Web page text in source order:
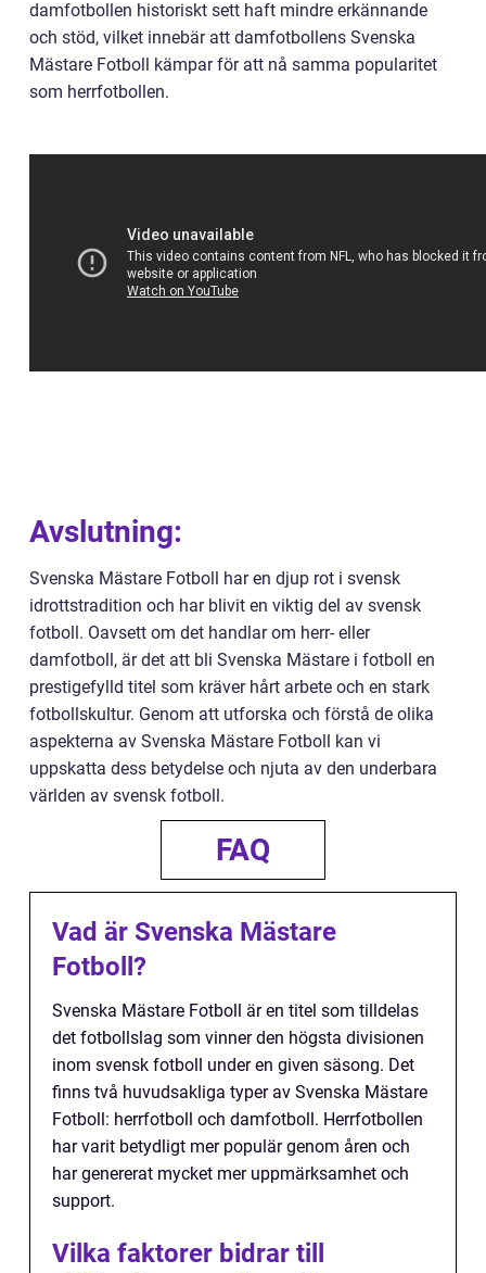
damfotbollen historiskt sett haft mindre erkännande
och stöd, vilket innebär att damfotbollens Svenska
Mästare Fotboll kämpar för att nå samma popularitet
som herrfotbollen.
Avslutning:
Svenska Mästare Fotboll har en djup rot i svensk
idrottstradition och har blivit en viktig del av svensk
fotboll. Oavsett om det handlar om herr- eller
damfotboll, är det att bli Svenska Mästare i fotboll en
prestigefylld titel som kräver hårt arbete och en stark
fotbollskultur. Genom att utforska och förstå de olika
aspekterna av Svenska Mästare Fotboll kan vi
uppskatta dess betydelse och njuta av den underbara
världen av svensk fotboll.
FAQ
Vad är Svenska Mästare
Fotboll?
Svenska Mästare Fotboll är en titel som tilldelas
det fotbollslag som vinner den högsta divisionen
inom svensk fotboll under en given säsong. Det
finns två huvudsakliga typer av Svenska Mästare
Fotboll: herrfotboll och damfotboll. Herrfotbollen
har varit betydligt mer populär genom åren och
har genererat mycket mer uppmärksamhet och
support.
Vilka faktorer bidrar till